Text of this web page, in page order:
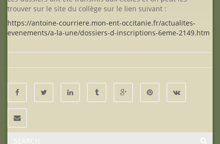
trouver sur le site du collège sur le lien suivant :
https://antoine-courriere.mon-ent-occitanie.fr/actualites-
evenements/a-la-une/dossiers-d-inscriptions-6eme-2149.htm